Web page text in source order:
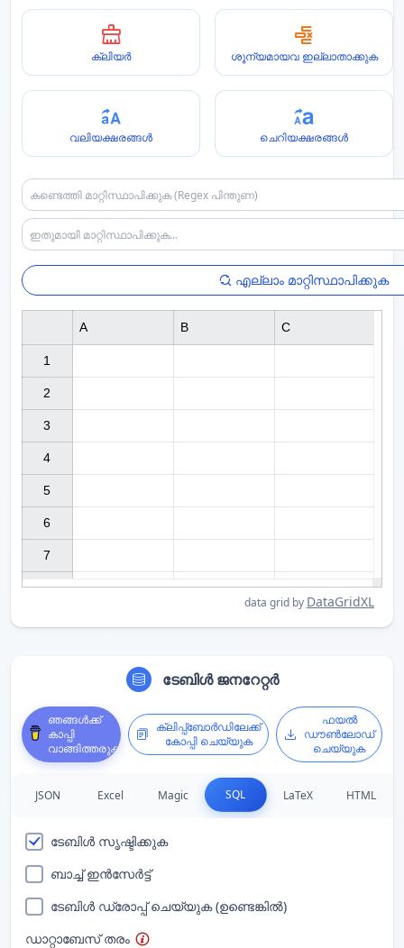
ക്ലിയർ ശൂന്യമായവ ഇല്ലാതാക്കുക
വലിയക്ഷരങ്ങൾ ചെറിയക്ഷരങ്ങൾ
എല്ലാം മാറ്റിസ്ഥാപിക്കുക
1
2
3
4
5
6
7
A B C
data grid by DataGridXL
ടേബിൾ ജനറേറ്റർ
ഞങ്ങൾക്ക്
കാപ്പി
വാങ്ങിത്തരുക
ക്ലിപ്പ്ബോർഡിലേക്ക്
കോപ്പി ചെയ്യുക
ഫയൽ
ഡൗൺലോഡ്
ചെയ്യുക
JSON Excel Magic SQL LaTeX HTML
ടേബിൾ സൃഷ്ടിക്കുക
ബാച്ച് ഇൻസേർട്ട്
ടേബിൾ ഡ്രോപ്പ് ചെയ്യുക (ഉണ്ടെങ്കിൽ)
ഡാറ്റാബേസ് തരം